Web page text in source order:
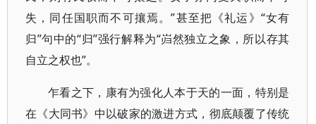
失，同任国职而不可攘焉。”甚至把《礼运》“女有
归”句中的“归”强行解释为“岿然独立之象，所以存其
自立之权也”。
乍看之下，康有为强化人本于天的一面，特别是
在《大同书》中以破家的激进方式，彻底颠覆了传统